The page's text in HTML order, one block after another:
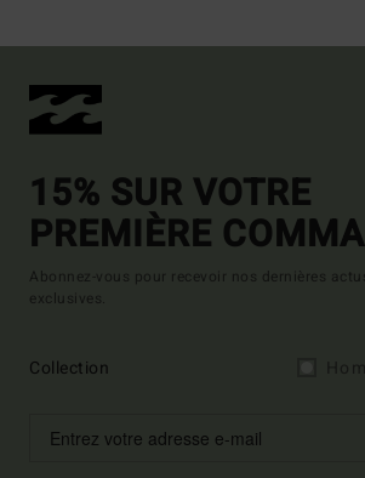
15% SUR VOTRE
PREMIÈRE
Abonnez-vous pour recevoir nos dernières
exclusives.
Collection